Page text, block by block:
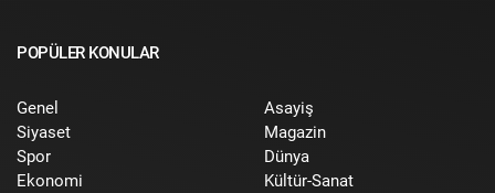
POPÜLER KONULAR
Genel
Siyaset
Spor
Ekonomi
Asayiş
Magazin
Dünya
Kültür-Sanat